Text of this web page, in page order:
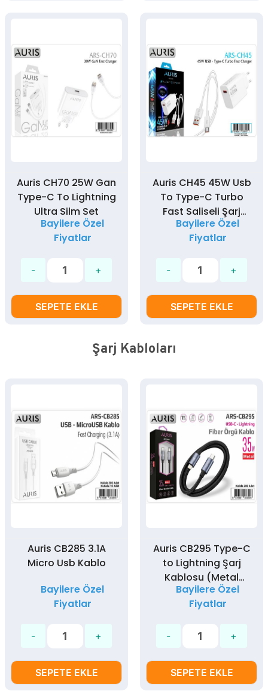
Auris CH70 25W Gan
Type-C To Lightning
Ultra Silm Set
Bayilere Özel
Fiyatlar
SEPETE EKLE
Auris CH45 45W Usb
To Type-C Turbo
Fast Saliseli Şarj
Aleti Seti
Bayilere Özel
Fiyatlar
SEPETE EKLE
Şarj Kabloları
Auris CB285 3.1A
Micro Usb Kablo
Bayilere Özel
Fiyatlar
SEPETE EKLE
Auris CB295 Type-C
to Lightning Şarj
Kablosu (Metal
Hasır)
Bayilere Özel
Fiyatlar
SEPETE EKLE